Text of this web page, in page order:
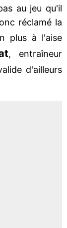
au jeu qu'il
réclamé la
plus à l'aise
, entraîneur
d'ailleurs